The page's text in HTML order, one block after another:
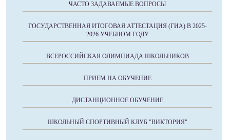
ЧАСТО ЗАДАВАЕМЫЕ ВОПРОСЫ
ГОСУДАРСТВЕННАЯ ИТОГОВАЯ АТТЕСТАЦИЯ (ГИА) В 2025-
2026 УЧЕБНОМ ГОДУ
ВСЕРОССИЙСКАЯ ОЛИМПИАДА ШКОЛЬНИКОВ
ПРИЕМ НА ОБУЧЕНИЕ
ДИСТАНЦИОННОЕ ОБУЧЕНИЕ
ШКОЛЬНЫЙ СПОРТИВНЫЙ КЛУБ "ВИКТОРИЯ"